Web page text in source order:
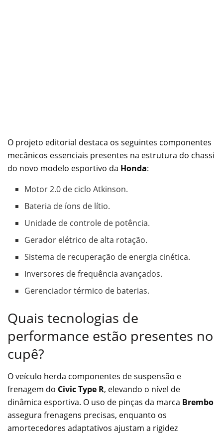
O projeto editorial destaca os seguintes componentes
mecânicos essenciais presentes na estrutura do chassi
do novo modelo esportivo da Honda:
Motor 2.0 de ciclo Atkinson.
Bateria de íons de lítio.
Unidade de controle de potência.
Gerador elétrico de alta rotação.
Sistema de recuperação de energia cinética.
Inversores de frequência avançados.
Gerenciador térmico de baterias.
Quais tecnologias de
performance estão presentes no
cupê?
O veículo herda componentes de suspensão e
frenagem do Civic Type R, elevando o nível de
dinâmica esportiva. O uso de pinças da marca Brembo
assegura frenagens precisas, enquanto os
amortecedores adaptativos ajustam a rigidez